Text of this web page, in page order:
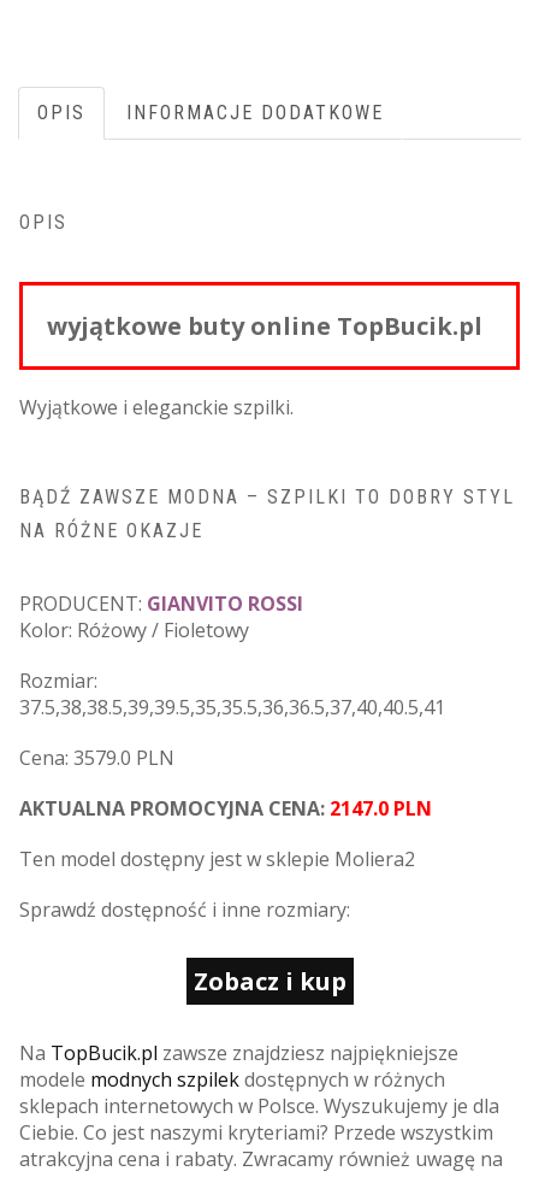
OPIS INFORMACJE DODATKOWE
OPIS
wyjątkowe buty online TopBucik.pl
Wyjątkowe i eleganckie szpilki.
BĄDŹ ZAWSZE MODNA – SZPILKI TO DOBRY STYL
NA RÓŻNE OKAZJE
PRODUCENT: GIANVITO ROSSI
Kolor: Różowy / Fioletowy
Rozmiar:
37.5,38,38.5,39,39.5,35,35.5,36,36.5,37,40,40.5,41
Cena: 3579.0 PLN
AKTUALNA PROMOCYJNA CENA: 2147.0 PLN
Ten model dostępny jest w sklepie Moliera2
Sprawdź dostępność i inne rozmiary:
Zobacz i kup
Na TopBucik.pl zawsze znajdziesz najpiękniejsze
modele modnych szpilekdostępnych w różnych
sklepach internetowych w Polsce. Wyszukujemy je dla
Ciebie. Co jest naszymi kryteriami? Przede wszystkim
atrakcyjna cena i rabaty. Zwracamy również uwagę na